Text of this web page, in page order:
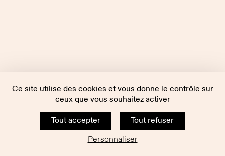
Ce site utilise des cookies et vous donne le contrôle sur
ceux que vous souhaitez activer
Tout accepter
Tout refuser
Personnaliser